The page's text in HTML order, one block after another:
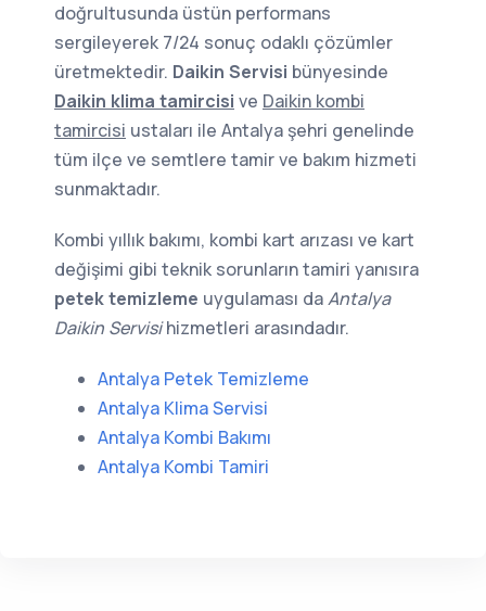
doğrultusunda üstün performans
sergileyerek 7/24 sonuç odaklı çözümler
üretmektedir. Daikin Servisi bünyesinde
Daikin klima tamircisi ve Daikin kombi
tamircisi ustaları ile Antalya şehri genelinde
tüm ilçe ve semtlere tamir ve bakım hizmeti
sunmaktadır.
Kombi yıllık bakımı, kombi kart arızası ve kart
değişimi gibi teknik sorunların tamiri yanısıra
petek temizleme uygulaması daAntalya
Daikin Servisihizmetleri arasındadır.
Antalya Petek Temizleme
Antalya Klima Servisi
Antalya Kombi Bakımı
Antalya Kombi Tamiri